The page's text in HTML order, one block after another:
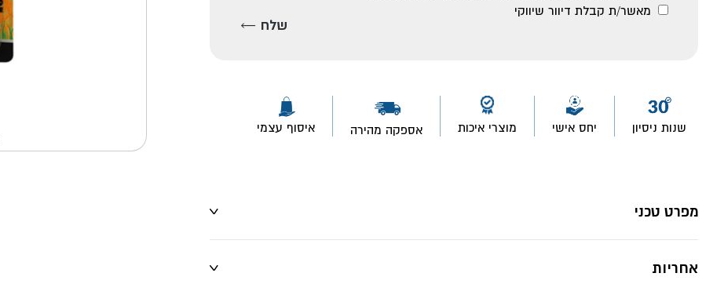
מאשר/ת קבלת דיוור שיווקי
שנות ניסיון יחס אישי מוצרי איכות אספקה מהירה איסוף עצמי
מפרט טכני
אחריות